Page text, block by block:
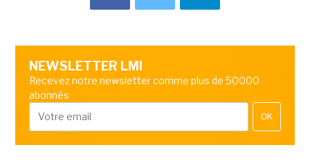
NEWSLETTER LMI
Recevez notre newsletter comme plus de 50000
abonnés
OK